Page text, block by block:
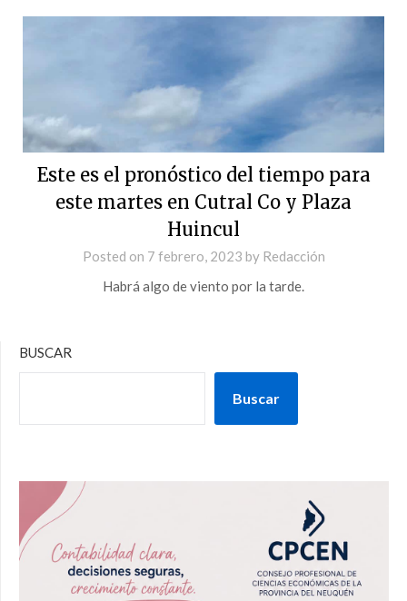
Este es el pronóstico del tiempo para
este martes en Cutral Co y Plaza
Huincul
Posted on 7 febrero, 2023 by Redacción
Habrá algo de viento por la tarde.
BUSCAR
Buscar